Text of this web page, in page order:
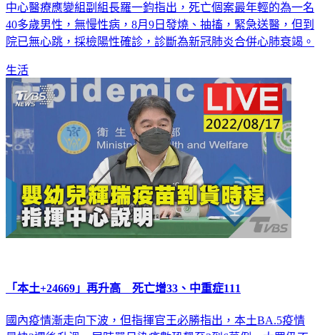
中心醫療應變組副組長羅一鈞指出，死亡個案最年輕的為一名
40多歲男性，無慢性病，8月9日發燒、抽搐，緊急送醫，但到
院已無心跳，採檢陽性確診，診斷為新冠肺炎合併心肺衰竭。
生活
「本土+24669」再升高 死亡增33、中重症111
國內疫情漸走向下波，但指揮官王必勝指出，本土BA.5疫情